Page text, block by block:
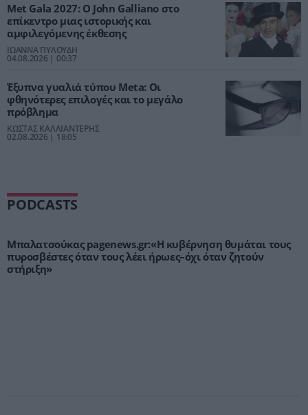
Met Gala 2027: Ο John Galliano στο
επίκεντρο μιας ιστορικής και
αμφιλεγόμενης έκθεσης
ΙΩΑΝΝΑ ΠΥΛΟΥΔΗ
04.08.2026 | 00:37
Έξυπνα γυαλιά τύπου Meta: Οι
φθηνότερες επιλογές και το μεγάλο
πρόβλημα
ΚΩΣΤΑΣ ΚΑΛΛΙΑΝΤΕΡΗΣ
02.08.2026 | 18:05
PODCASTS
Μπαλατσούκας pagenews.gr:«Η κυβέρνηση θυμάται τους
πυροσβέστες όταν τους λέει ήρωες–όχι όταν ζητούν
στήριξη»